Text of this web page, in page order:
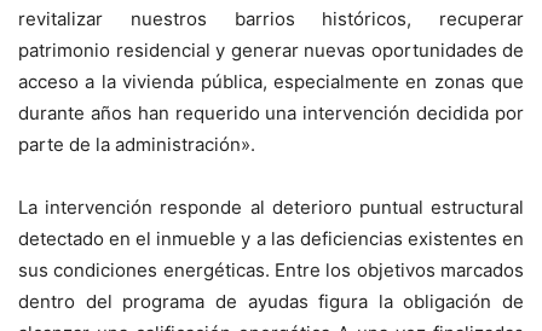
revitalizar nuestros barrios históricos, recuperar
patrimonio residencial y generar nuevas oportunidades de
acceso a la vivienda pública, especialmente en zonas que
durante años han requerido una intervención decidida por
parte de la administración».
La intervención responde al deterioro puntual estructural
detectado en el inmueble y a las deficiencias existentes en
sus condiciones energéticas. Entre los objetivos marcados
dentro del programa de ayudas figura la obligación de